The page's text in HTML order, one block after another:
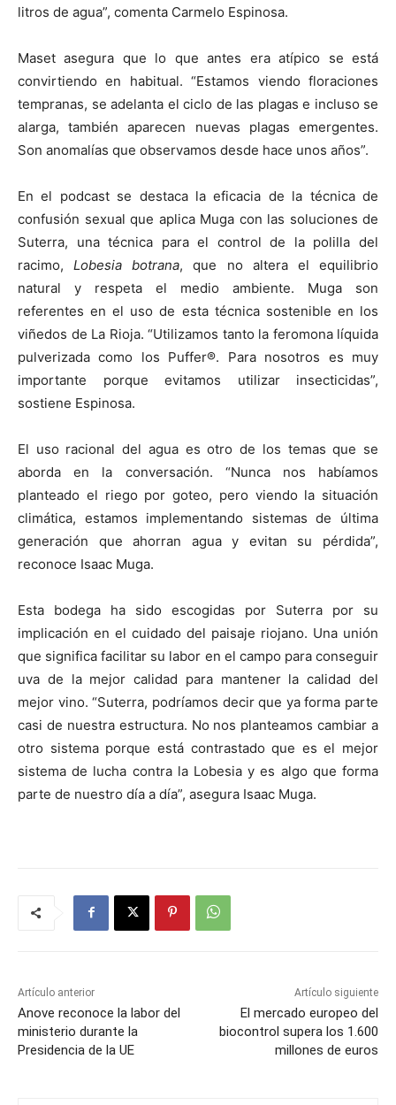
litros de agua”, comenta Carmelo Espinosa.
Maset asegura que lo que antes era atípico se está
convirtiendo en habitual. “Estamos viendo floraciones
tempranas, se adelanta el ciclo de las plagas e incluso se
alarga, también aparecen nuevas plagas emergentes.
Son anomalías que observamos desde hace unos años”.
En el podcast se destaca la eficacia de la técnica de
confusión sexual que aplica Muga con las soluciones de
Suterra, una técnica para el control de la polilla del
racimo,Lobesia botrana, que no altera el equilibrio
natural y respeta el medio ambiente. Muga son
referentes en el uso de esta técnica sostenible en los
viñedos de La Rioja. “Utilizamos tanto la feromona líquida
pulverizada como los Puffer®. Para nosotros es muy
importante porque evitamos utilizar insecticidas”,
sostiene Espinosa.
El uso racional del agua es otro de los temas que se
aborda en la conversación. “Nunca nos habíamos
planteado el riego por goteo, pero viendo la situación
climática, estamos implementando sistemas de última
generación que ahorran agua y evitan su pérdida”,
reconoce Isaac Muga.
Esta bodega ha sido escogidas por Suterra por su
implicación en el cuidado del paisaje riojano. Una unión
que significa facilitar su labor en el campo para conseguir
uva de la mejor calidad para mantener la calidad del
mejor vino. “Suterra, podríamos decir que ya forma parte
casi de nuestra estructura. No nos planteamos cambiar a
otro sistema porque está contrastado que es el mejor
sistema de lucha contra la Lobesia y es algo que forma
parte de nuestro día a día”, asegura Isaac Muga.
Artículo anterior
Anove reconoce la labor del
ministerio durante la
Presidencia de la UE
Artículo siguiente
El mercado europeo del
biocontrol supera los 1.600
millones de euros